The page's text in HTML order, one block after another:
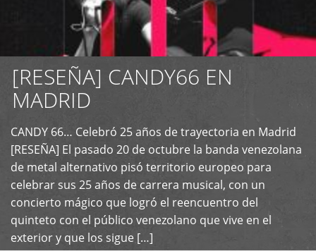
[RESEÑA] CANDY66 EN
MADRID
CANDY 66… Celebró 25 años de trayectoria en Madrid
[RESEÑA] El pasado 20 de octubre la banda venezolana
de metal alternativo pisó territorio europeo para
celebrar sus 25 años de carrera musical, con un
concierto mágico que logró el reencuentro del
quinteto con el público venezolano que vive en el
exterior y que los sigue […]
+